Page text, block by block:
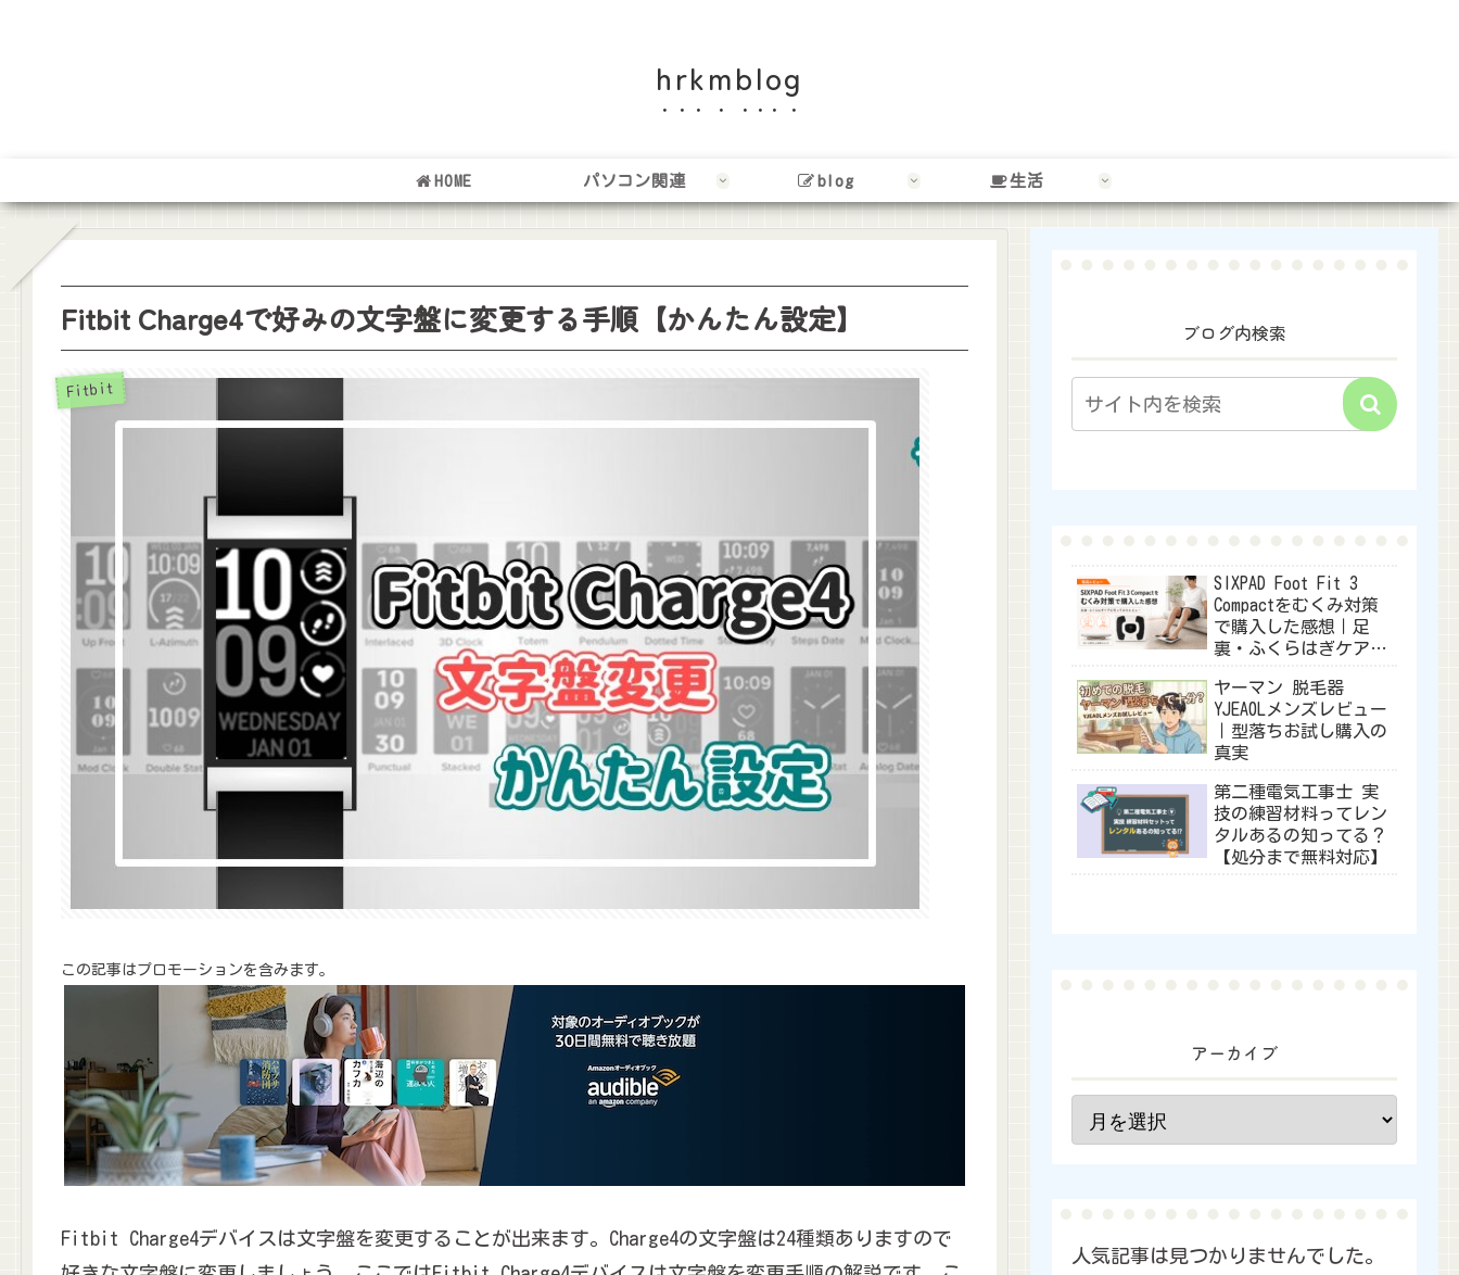
hrkmblog
HOME パソコン関連 blog 生活
Fitbit Charge4で好みの文字盤に変更する手順【かんたん設定】
Fitbit
この記事はプロモーションを含みます。
Fitbit Charge4デバイスは文字盤を変更することが出来ます。Charge4の文字盤は24種類ありますので
ブログ内検索
SIXPAD Foot Fit 3
Compactをむくみ対策
で購入した感想｜足
裏・ふくらはぎケアに
ヤーマン 脱毛器
YJEA0Lメンズレビュー
｜型落ちお試し購入の
真実
第二種電気工事士 実
技の練習材料ってレン
タルあるの知ってる？
【処分まで無料対応】
アーカイブ
人気記事は見つかりませんでした。